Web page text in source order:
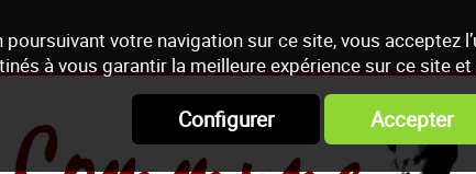
poursuivant votre navigation sur ce site, vous acceptez
à vous garantir la meilleure expérience sur ce site
Configurer Accepter